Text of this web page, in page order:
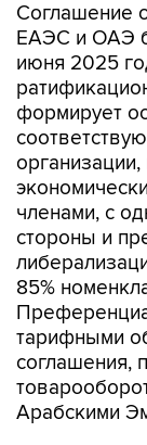
Соглашение
ЕАЭС и ОАЭ
июня 2025
формирует
членами, с
стороны и
85%
тарифными
соглашения,
Арабскими